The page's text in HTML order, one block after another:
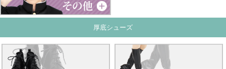
厚底シューズ